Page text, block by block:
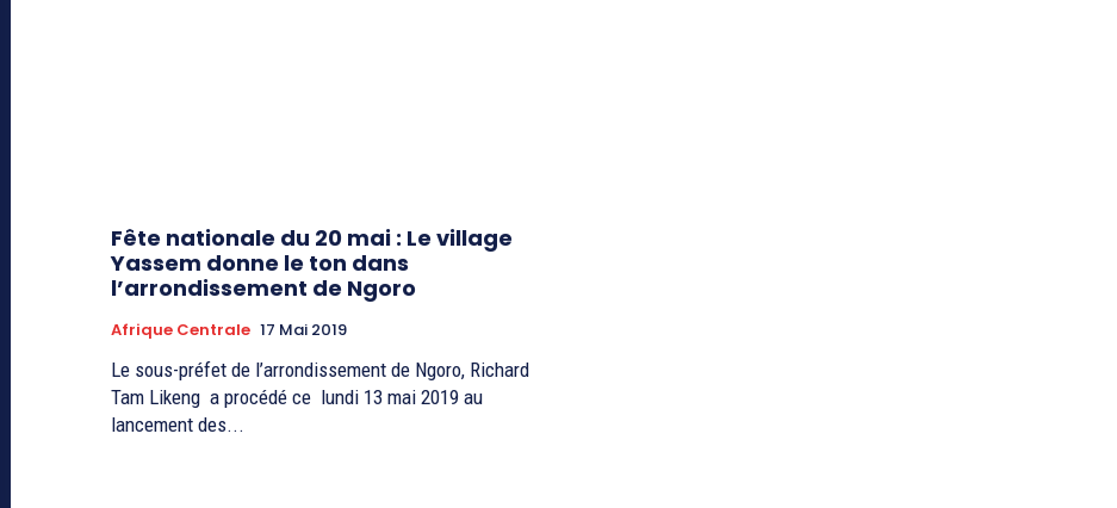
Fête nationale du 20 mai : Le village
Yassem donne le ton dans
l’arrondissement de Ngoro
Afrique Centrale 17 Mai 2019
Le sous-préfet de l’arrondissement de Ngoro, Richard
Tam Likeng a procédé ce lundi 13 mai 2019 au
lancement des...